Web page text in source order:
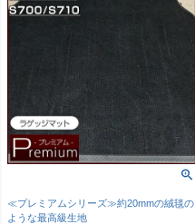
≪プレミアムシリーズ≫約20mmの絨毯の
ような最高級生地